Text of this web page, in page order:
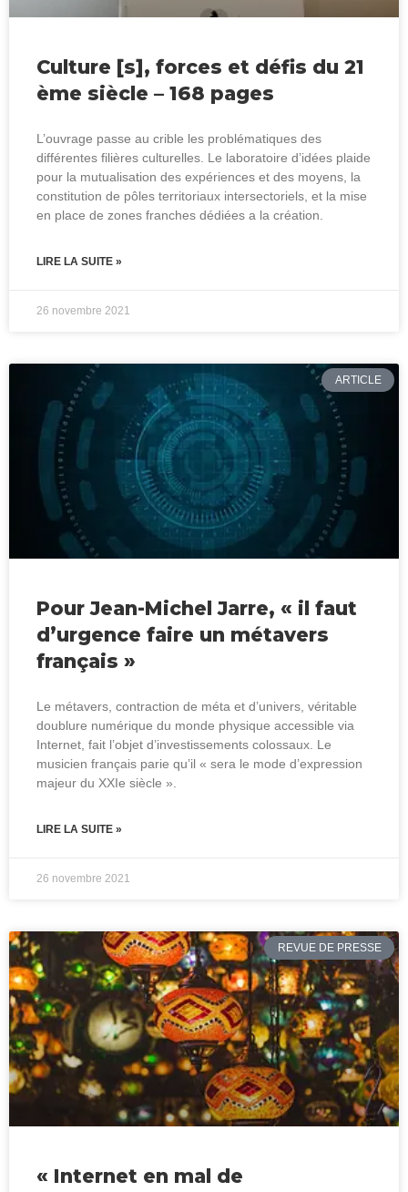
Culture [s], forces et défis du 21
ème siècle – 168 pages
L’ouvrage passe au crible les problématiques des
différentes filières culturelles. Le laboratoire d’idées plaide
pour la mutualisation des expériences et des moyens, la
constitution de pôles territoriaux intersectoriels, et la mise
en place de zones franches dédiées а la création.
LIRE LA SUITE »
26 novembre 2021
ARTICLE
Pour Jean-Michel Jarre, « il faut
d’urgence faire un métavers
français »
Le métavers, contraction de méta et d’univers, véritable
doublure numérique du monde physique accessible via
Internet, fait l’objet d’investissements colossaux. Le
musicien français parie qu’il « sera le mode d’expression
majeur du XXIe siècle ».
LIRE LA SUITE »
26 novembre 2021
REVUE DE PRESSE
« Internet en mal de